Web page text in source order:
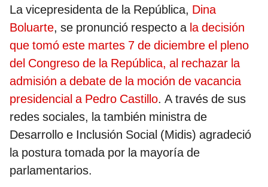
La vicepresidenta de la República, Dina
Boluarte, se pronunció respecto a la decisión
que tomó este martes 7 de diciembre el pleno
del Congreso de la República, al rechazar la
admisión a debate de la moción de vacancia
presidencial a Pedro Castillo. A través de sus
redes sociales, la también ministra de
Desarrollo e Inclusión Social (Midis) agradeció
la postura tomada por la mayoría de
parlamentarios.